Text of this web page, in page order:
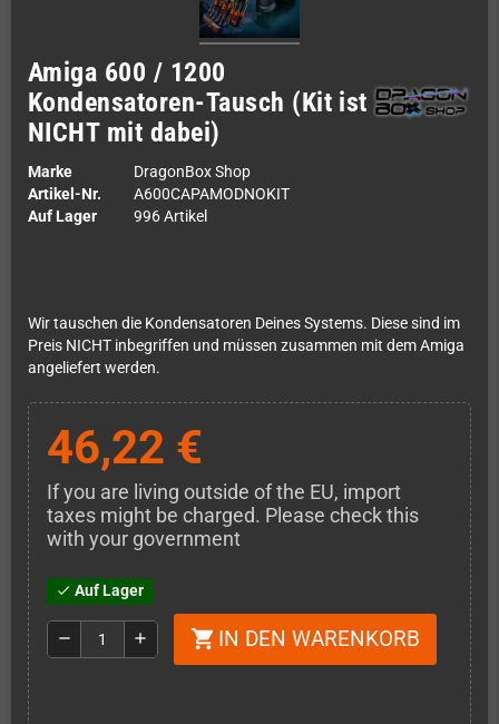
Amiga 600 / 1200
Kondensatoren-Tausch (Kit ist
NICHT mit dabei)
Marke
DragonBox Shop
Artikel-Nr.
A600CAPAMODNOKIT
Auf Lager
996 Artikel
Wir tauschen die Kondensatoren Deines Systems. Diese sind im
Preis NICHT inbegriffen und müssen zusammen mit dem Amiga
angeliefert werden.
46,22 €
If you are living outside of the EU, import
taxes might be charged. Please check this
with your government
check Auf Lager
remove add shopping_cart IN DEN WARENKORB